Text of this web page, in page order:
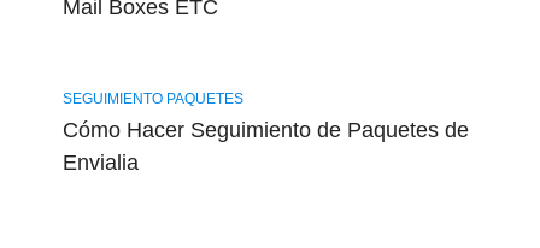
Mail Boxes ETC
SEGUIMIENTO PAQUETES
Cómo Hacer Seguimiento de Paquetes de
Envialia